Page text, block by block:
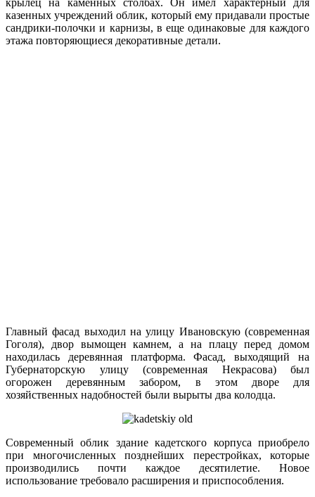
казенных учреждений облик, который ему придавали простые
сандрики-полочки и карнизы, в еще одинаковые для каждого
этажа повторяющиеся декоративные детали.
Главный фасад выходил на улицу Ивановскую (современная
Гоголя), двор вымощен камнем, а на плацу перед домом
находилась деревянная платформа. Фасад, выходящий на
Губернаторскую улицу (современная Некрасова) был
огорожен деревянным забором, в этом дворе для
хозяйственных надобностей были вырыты два колодца.
Современный облик здание кадетского корпуса приобрело
при многочисленных позднейших перестройках, которые
производились почти каждое десятилетие. Новое
использование требовало расширения и приспособления.